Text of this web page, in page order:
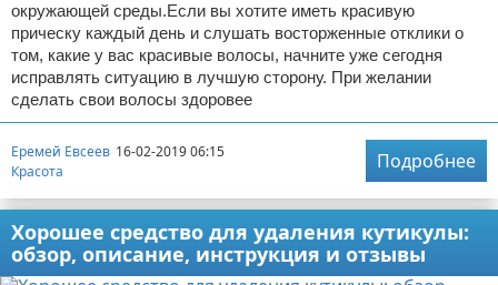
окружающей среды.Если вы хотите иметь красивую
прическу каждый день и слушать восторженные отклики о
том, какие у вас красивые волосы, начните уже сегодня
исправлять ситуацию в лучшую сторону. При желании
сделать свои волосы здоровее
Еремей Евсеев 16-02-2019 06:15
Красота
Подробнее
Хорошее средство для удаления кутикулы:
обзор, описание, инструкция и отзывы